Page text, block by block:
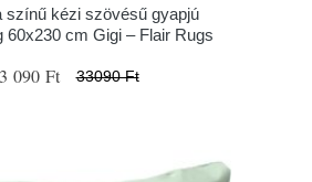
színű kézi szövésű gyapjú
60x230 cm Gigi – Flair Rugs
090 Ft 33090 Ft